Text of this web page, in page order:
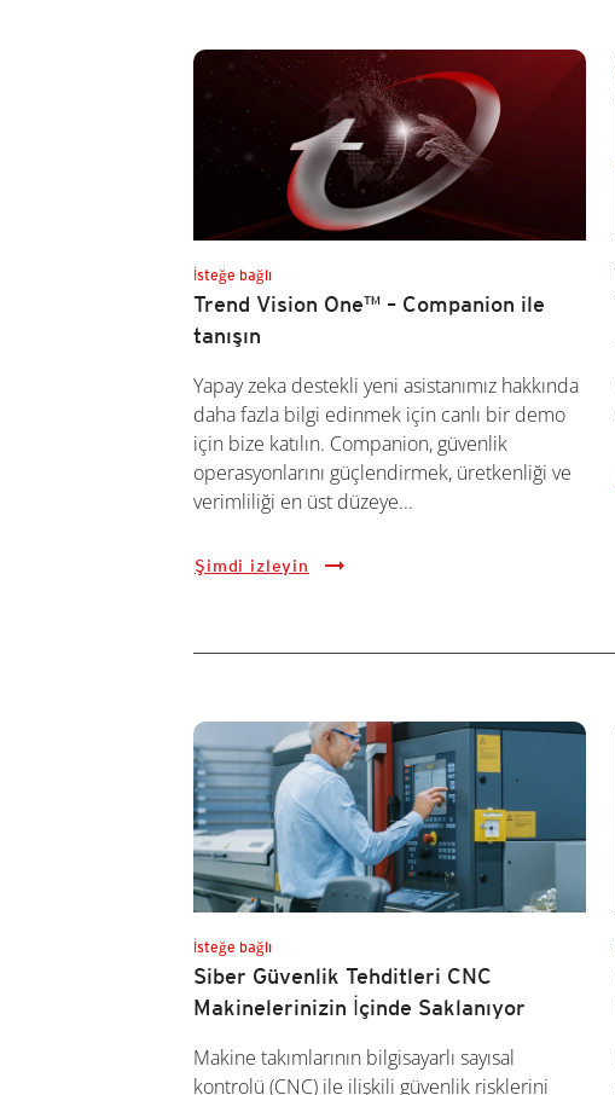
İsteğe bağlı
Trend Vision One™ – Companion ile
tanışın
Yapay zeka destekli yeni asistanımız hakkında
daha fazla bilgi edinmek için canlı bir demo
için bize katılın. Companion, güvenlik
operasyonlarını güçlendirmek, üretkenliği ve
verimliliği en üst düzeye...
Şimdi izleyin
İsteğe bağlı
Siber Güvenlik Tehditleri CNC
Makinelerinizin İçinde Saklanıyor
Makine takımlarının bilgisayarlı sayısal
kontrolü (CNC) ile ilişkili güvenlik risklerini